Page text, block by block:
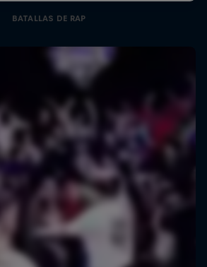
BATALLAS DE RAP